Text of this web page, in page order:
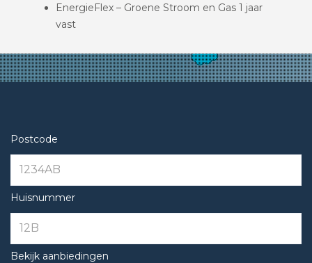
EnergieFlex – Groene Stroom en Gas 1 jaar
vast
Postcode
Huisnummer
Bekijk aanbiedingen